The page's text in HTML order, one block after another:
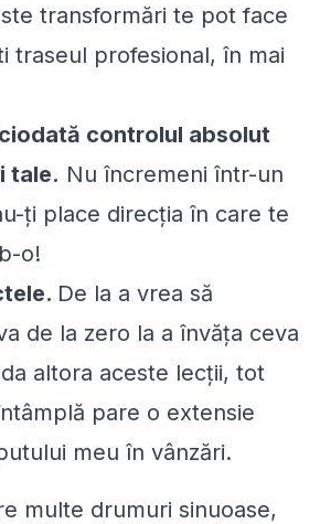
transformări te pot face
traseul profesional, în mai
controlul absolut
tale. Nu încremeni într-un
ţi place direcţia în care te
o!
De la a vrea să
de la zero la a învăţa ceva
altora aceste lecţii, tot
pare o extensie
meu în vânzări.
multe drumuri sinuoase,